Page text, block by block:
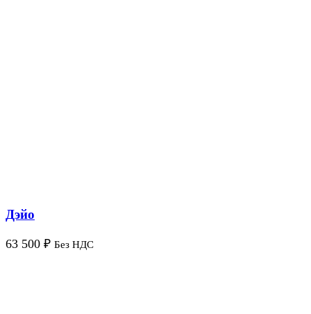
Дэйо
63 500 ₽ Без НДС